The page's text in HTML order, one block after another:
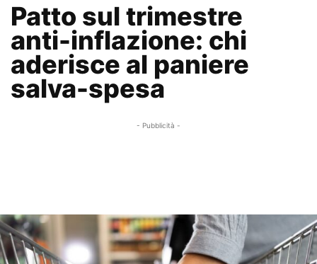
Patto sul trimestre
anti-inflazione: chi
aderisce al paniere
salva-spesa
- Pubblicità -